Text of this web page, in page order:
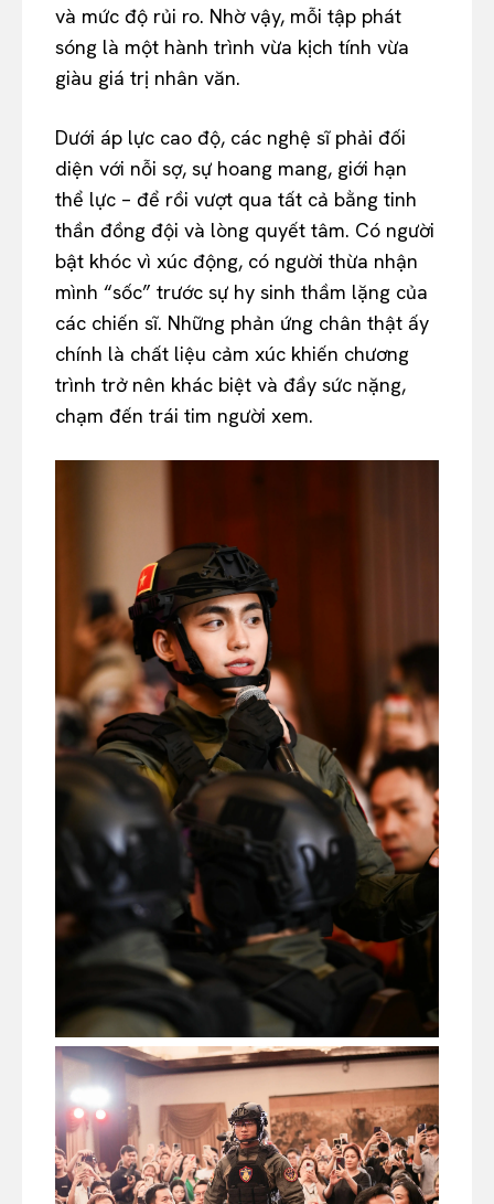
và mức độ rủi ro. Nhờ vậy, mỗi tập phát
sóng là một hành trình vừa kịch tính vừa
giàu giá trị nhân văn.
Dưới áp lực cao độ, các nghệ sĩ phải đối
diện với nỗi sợ, sự hoang mang, giới hạn
thể lực – để rồi vượt qua tất cả bằng tinh
thần đồng đội và lòng quyết tâm. Có người
bật khóc vì xúc động, có người thừa nhận
mình “sốc” trước sự hy sinh thầm lặng của
các chiến sĩ. Những phản ứng chân thật ấy
chính là chất liệu cảm xúc khiến chương
trình trở nên khác biệt và đầy sức nặng,
chạm đến trái tim người xem.